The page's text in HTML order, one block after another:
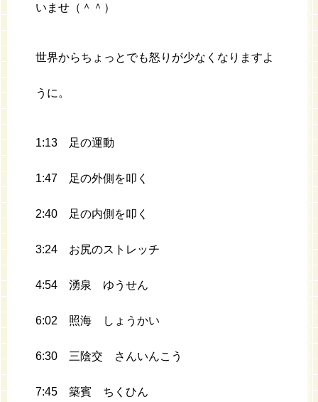
いませ（＾＾）
世界からちょっとでも怒りが少なくなりますよ
うに。
1:13 足の運動
1:47 足の外側を叩く
2:40 足の内側を叩く
3:24 お尻のストレッチ
4:54 湧泉 ゆうせん
6:02 照海 しょうかい
6:30 三陰交 さんいんこう
7:45 築賓 ちくひん